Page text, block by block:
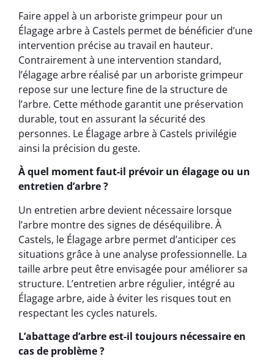
Faire appel à un arboriste grimpeur pour un
Élagage arbre à Castels permet de bénéficier d’une
intervention précise au travail en hauteur.
Contrairement à une intervention standard,
l’élagage arbre réalisé par un arboriste grimpeur
repose sur une lecture fine de la structure de
l’arbre. Cette méthode garantit une préservation
durable, tout en assurant la sécurité des
personnes. Le Élagage arbre à Castels privilégie
ainsi la précision du geste.
À quel moment faut-il prévoir un élagage ou un
entretien d’arbre ?
Un entretien arbre devient nécessaire lorsque
l’arbre montre des signes de déséquilibre. À
Castels, le Élagage arbre permet d’anticiper ces
situations grâce à une analyse professionnelle. La
taille arbre peut être envisagée pour améliorer sa
structure. L’entretien arbre régulier, intégré au
Élagage arbre, aide à éviter les risques tout en
respectant les cycles naturels.
L’abattage d’arbre est-il toujours nécessaire en
cas de problème ?